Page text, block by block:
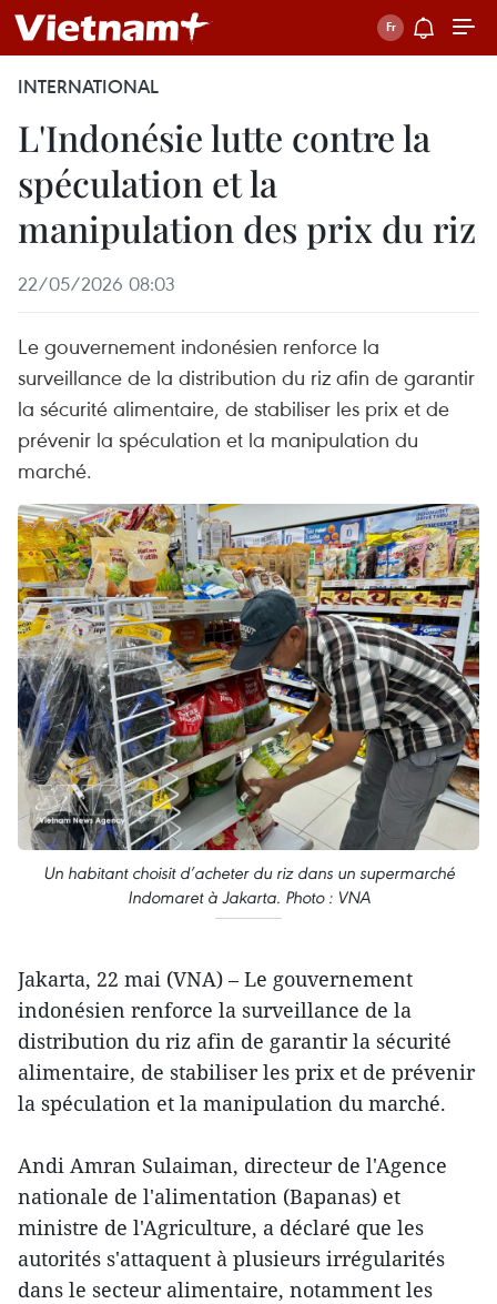
INTERNATIONAL
L'Indonésie lutte contre la
spéculation et la
manipulation des prix du riz
22/05/2026 08:03
Le gouvernement indonésien renforce la
surveillance de la distribution du riz afin de garantir
la sécurité alimentaire, de stabiliser les prix et de
prévenir la spéculation et la manipulation du
marché.
Un habitant choisit d’acheter du riz dans un supermarché
Indomaret à Jakarta. Photo : VNA
Jakarta, 22 mai (VNA) – Le gouvernement
indonésien renforce la surveillance de la
distribution du riz afin de garantir la sécurité
alimentaire, de stabiliser les prix et de prévenir
la spéculation et la manipulation du marché.
Andi Amran Sulaiman, directeur de l'Agence
nationale de l'alimentation (Bapanas) et
ministre de l'Agriculture, a déclaré que les
autorités s'attaquent à plusieurs irrégularités
dans le secteur alimentaire, notamment les